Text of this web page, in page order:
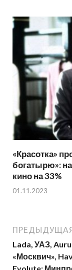
«Красотка»
богатырю»:
кино на 33%
01.11.2023
Lada, УАЗ,
«Москвич»,
Evolute: